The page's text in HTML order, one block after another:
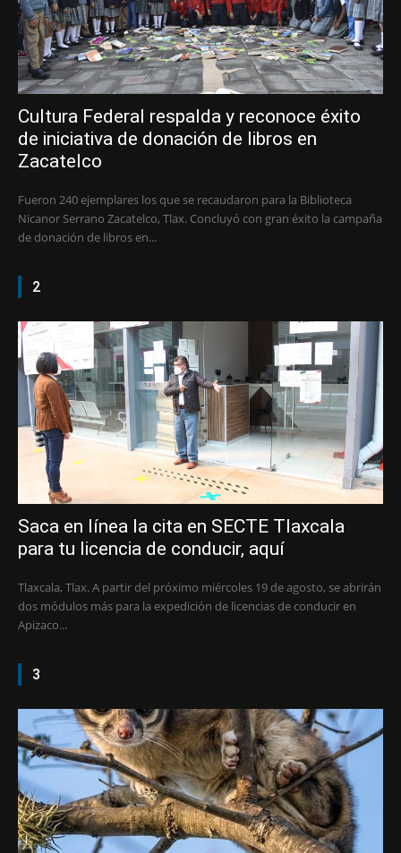
Cultura Federal respalda y reconoce éxito
de iniciativa de donación de libros en
Zacatelco
Fueron 240 ejemplares los que se recaudaron para la Biblioteca
Nicanor Serrano Zacatelco, Tlax. Concluyó con gran éxito la campaña
de donación de libros en...
2
Saca en línea la cita en SECTE Tlaxcala
para tu licencia de conducir, aquí
Tlaxcala, Tlax. A partir del próximo miércoles 19 de agosto, se abrirán
dos módulos más para la expedición de licencias de conducir en
Apizaco...
3